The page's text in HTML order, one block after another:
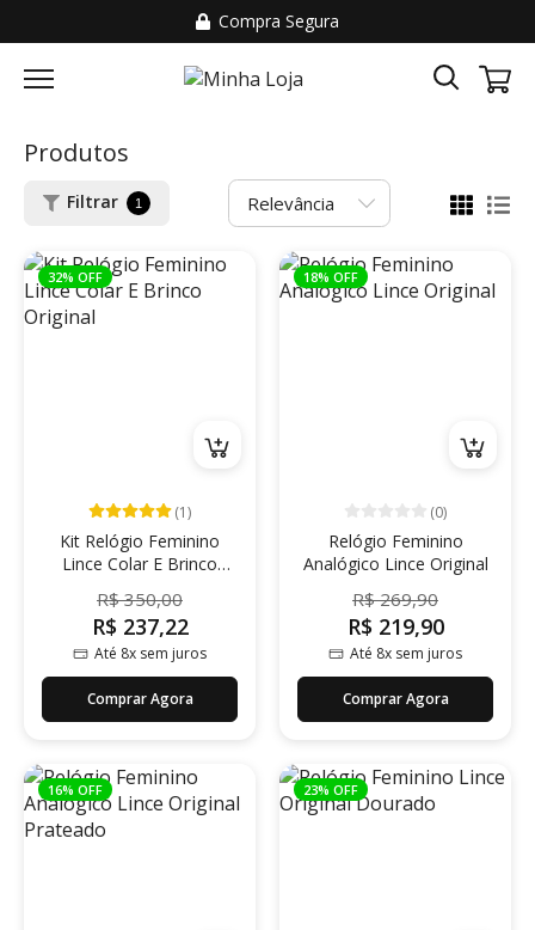
Compra Segura
Produtos
Filtrar 1
32% OFF
(1)
Kit Relógio Feminino
Lince Colar E Brinco
R$ 350,00
R$ 237,22
Até 8x sem juros
Comprar Agora
18% OFF
(0)
Relógio Feminino
Analógico Lince Original
R$ 269,90
R$ 219,90
Até 8x sem juros
Comprar Agora
16% OFF 23% OFF